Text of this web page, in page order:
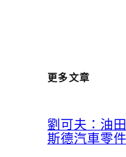
更多文章
劉可夫：油
斯德汽車零